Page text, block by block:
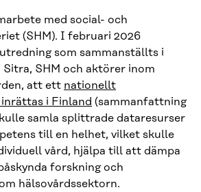
med social- och
(SHM). I februari 2026
som sammanställts i
SHM och aktörer inom
att ett nationellt
i Finland (sammanfattning
samla splittrade dataresurser
till en helhet, vilket skulle
vård, hjälpa till att dämpa
forskning och
hälsovårdssektorn.